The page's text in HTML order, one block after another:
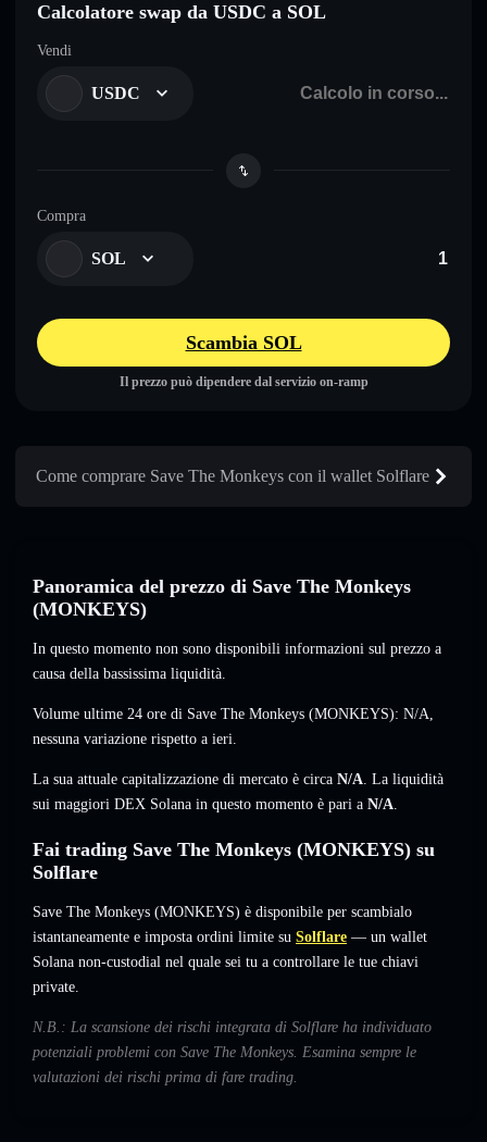
Calcolatore swap da USDC a SOL
Vendi
USDC
Compra
SOL
Scambia SOL
Il prezzo può dipendere dal servizio on-ramp
Come comprare Save The Monkeys con il wallet Solflare
Panoramica del prezzo di Save The Monkeys
(MONKEYS)
In questo momento non sono disponibili informazioni sul prezzo a
causa della bassissima liquidità.
Volume ultime 24 ore di Save The Monkeys (MONKEYS): N/A,
nessuna variazione rispetto a ieri.
La sua attuale capitalizzazione di mercato è circa N/A. La liquidità
sui maggiori DEX Solana in questo momento è pari a N/A.
Fai trading Save The Monkeys (MONKEYS) su
Solflare
Save The Monkeys (MONKEYS) è disponibile per scambialo
istantaneamente e imposta ordini limite su Solflare — un wallet
Solana non-custodial nel quale sei tu a controllare le tue chiavi
private.
N.B.: La scansione dei rischi integrata di Solflare ha individuato
potenziali problemi con Save The Monkeys. Esamina sempre le
valutazioni dei rischi prima di fare trading.